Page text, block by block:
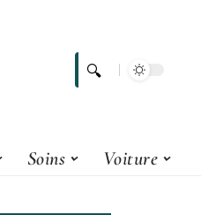
Soins Voiture